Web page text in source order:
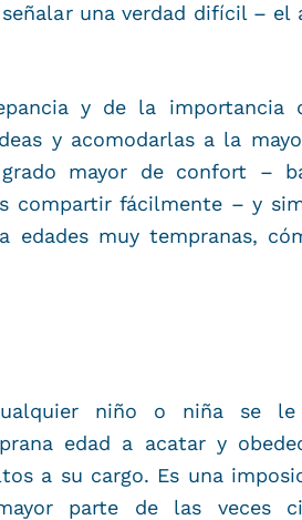
una verdad difícil – el
y de la importancia
y acomodarlas a la
mayor de confort –
compartir fácilmente – y
edades muy tempranas,
niño o niña se le
edad a acatar y
a su cargo. Es una
parte de las veces